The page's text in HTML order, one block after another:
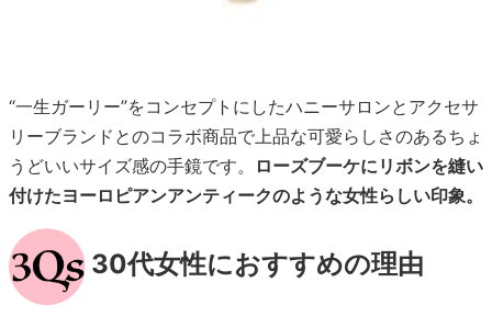
“一生ガーリー”をコンセプトにしたハニーサロンとアクセサ
リーブランドとのコラボ商品で上品な可愛らしさのあるちょ
うどいいサイズ感の手鏡です。
ローズブーケにリボンを縫い
付けたヨーロピアンアンティークのような女性らしい印象。
30代女性におすすめの理由